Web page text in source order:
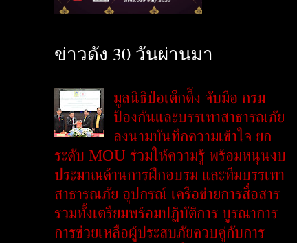
ข่าวดัง 30 วันผ่านมา
มูลนิธิป่อเต็กตึ๊ง จับมือ กรม
ป้องกันและบรรเทาสาธารณภัย
ลงนามบันทึกความเข้าใจ ยก
ระดับ MOU ร่วมให้ความรู้ พร้อมหนุนงบ
ประมาณด้านการฝึกอบรม และทีมบรรเทา
สาธารณภัย อุปกรณ์ เครือข่ายการสื่อสาร
รวมทั้งเตรียมพร้อมปฏิบัติการ บูรณาการ
การช่วยเหลือผู้ประสบภัยควบคู่กับการ